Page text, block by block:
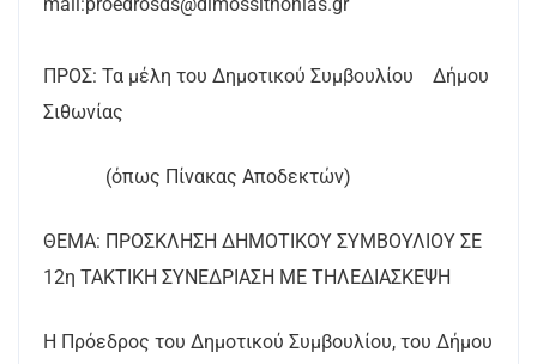
ΠΡΟΣ: Τα μέλη του Δημοτικού Συμβουλίου Δήμου
Σιθωνίας
(όπως Πίνακας Αποδεκτών)
ΘΕΜΑ: ΠΡΟΣΚΛΗΣΗ ΔΗΜΟΤΙΚΟΥ ΣΥΜΒΟΥΛΙΟΥ ΣΕ
12η ΤΑΚΤΙΚΗ ΣΥΝΕΔΡΙΑΣΗ ΜΕ ΤΗΛΕΔΙΑΣΚΕΨΗ
Η Πρόεδρος του Δημοτικού Συμβουλίου, του Δήμου